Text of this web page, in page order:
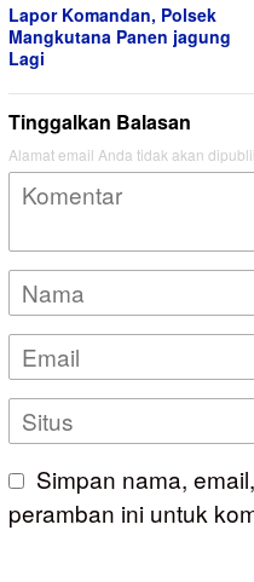
Lapor Komandan, Polsek
Mangkutana Panen jagung
Lagi
Tinggalkan Balasan
Alamat email Anda tidak akan
Simpan nama,
peramban ini untuk